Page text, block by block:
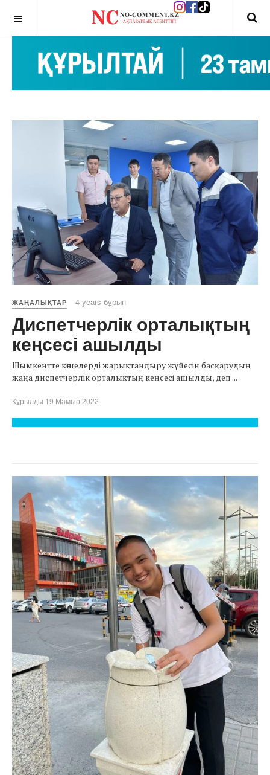
ЖАҢАЛЫҚТАР 4 years бұрын
Диспетчерлік орталықтың
кеңсесі ашылды
Шымкентте көшелерді жарықтандыру жүйесін басқарудың
жаңа диспетчерлік орталықтың кеңсесі ашылды, деп ...
Құрылды 19 Мамыр 2022